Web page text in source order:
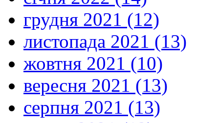
грудня 2021 (12)
листопада 2021 (13)
жовтня 2021 (10)
вересня 2021 (13)
серпня 2021 (13)